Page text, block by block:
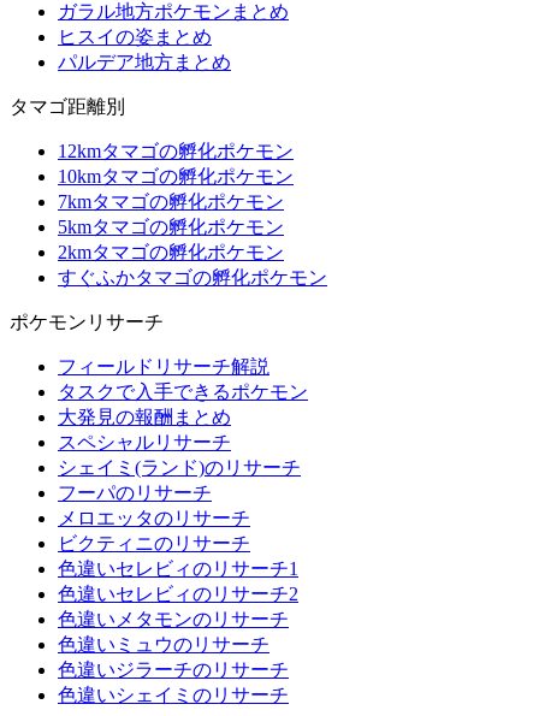
ガラル地方ポケモンまとめ
ヒスイの姿まとめ
パルデア地方まとめ
タマゴ距離別
12kmタマゴの孵化ポケモン
10kmタマゴの孵化ポケモン
7kmタマゴの孵化ポケモン
5kmタマゴの孵化ポケモン
2kmタマゴの孵化ポケモン
すぐふかタマゴの孵化ポケモン
ポケモンリサーチ
フィールドリサーチ解説
タスクで入手できるポケモン
大発見の報酬まとめ
スペシャルリサーチ
シェイミ(ランド)のリサーチ
フーパのリサーチ
メロエッタのリサーチ
ビクティニのリサーチ
色違いセレビィのリサーチ1
色違いセレビィのリサーチ2
色違いメタモンのリサーチ
色違いミュウのリサーチ
色違いジラーチのリサーチ
色違いシェイミのリサーチ